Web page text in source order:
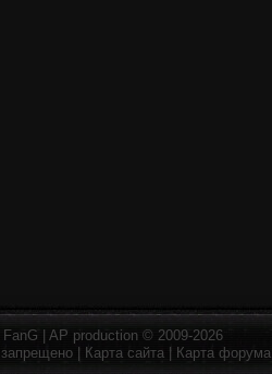
FanG AP production © 2009-2026
запрещено | Карта сайта Карта форума